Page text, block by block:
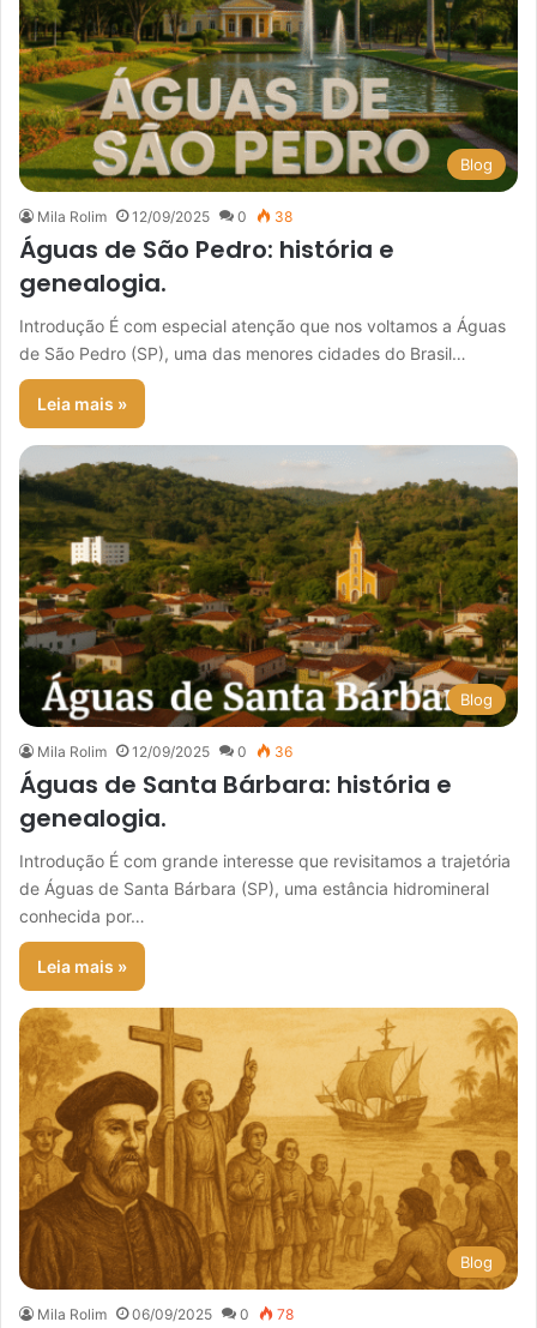
Blog
Mila Rolim 12/09/2025 0 38
Águas de São Pedro: história e
genealogia.
Introdução É com especial atenção que nos voltamos a Águas
de São Pedro (SP), uma das menores cidades do Brasil…
Leia mais »
Blog
Mila Rolim 12/09/2025 0 36
Águas de Santa Bárbara: história e
genealogia.
Introdução É com grande interesse que revisitamos a trajetória
de Águas de Santa Bárbara (SP), uma estância hidromineral
conhecida por…
Leia mais »
Blog
Mila Rolim 06/09/2025 0 78